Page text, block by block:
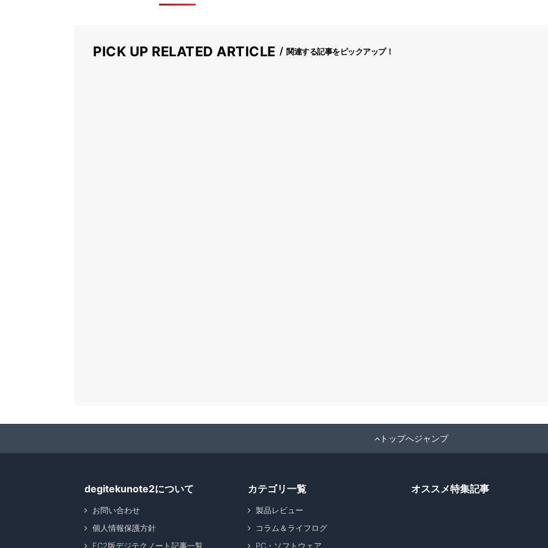
PICK UP RELATED ARTICLE 関連する記事をピックアップ！
トップへジャンプ
degitekunote2について
お問い合わせ
個人情報保護方針
FC2版デジテクノート記事一覧
カテゴリ一覧
製品レビュー
コラム＆ライフログ
PC・ソフトウェア
オススメ特集記事